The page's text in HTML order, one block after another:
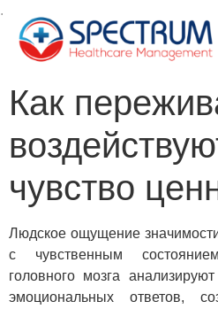
.
Как
чувство
Людское ощущение
с чувственным
головного мозга
эмоциональных ответов,